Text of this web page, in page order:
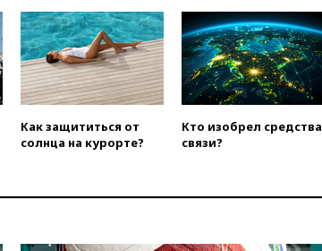
вчера, 21:15Пентагон
опубликовал 16 новых видео с
НЛО
вчера, 21:00 На границе
Украины с Польшей скопилось
вчера, 20:53 Швыдкой:
вчера, 20:45ПВО за день
Как защититься от
солнца на курорте?
Кто изобрел средства
связи?